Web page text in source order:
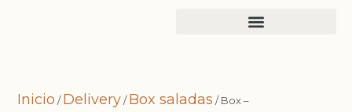
Inicio /Delivery/Box saladas / Box –